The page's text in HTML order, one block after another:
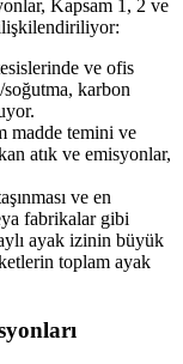
Kapsam 1, 2 ve
ve ofis
soğutma, karbon
madde temini ve
atık ve emisyonlar,
ve en
fabrikalar gibi
ayak izinin büyük
toplam ayak